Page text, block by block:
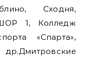
Сходня,
1, Колледж
«Спарта»,